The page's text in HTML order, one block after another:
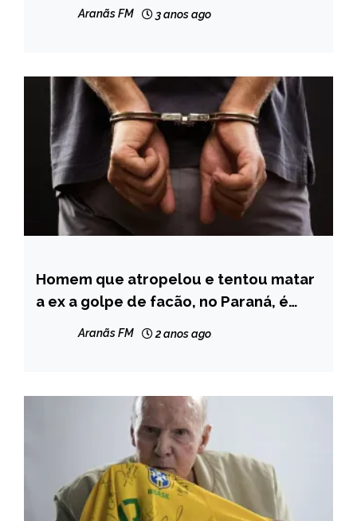
Aranãs FM 3 anos ago
BRASIL
MINAS
Homem que atropelou e tentou matar
a ex a golpe de facão, no Paraná, é
Aranãs FM 2 anos ago